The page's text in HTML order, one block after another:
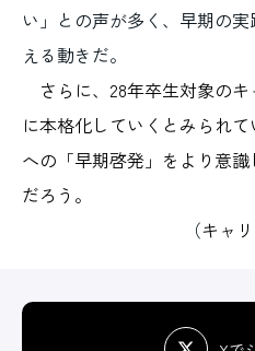
い」との声が多く、早期の
える動きだ。
さらに、28年卒生対象の
に本格化していくとみられ
への「早期啓発」をより意
だろう。
（キャ